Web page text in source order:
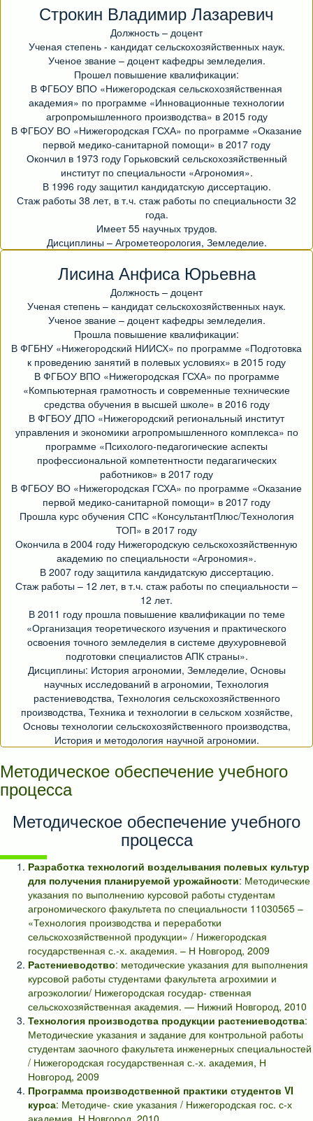
Строкин Владимир Лазаревич
Должность – доцент
Ученая степень - кандидат сельскохозяйственных наук.
Ученое звание – доцент кафедры земледелия.
Прошел повышение квалификации:
В ФГБОУ ВПО «Нижегородская сельскохозяйственная
академия» по программе «Инновационные технологии
агропромышленного производства» в 2015 году
В ФГБОУ ВО «Нижегородская ГСХА» по программе «Оказание
первой медико-санитарной помощи» в 2017 году
Окончил в 1973 году Горьковский сельскохозяйственный
институт по специальности «Агрономия».
В 1996 году защитил кандидатскую диссертацию.
Стаж работы 38 лет, в т.ч. стаж работы по специальности 32
года.
Имеет 55 научных трудов.
Дисциплины – Агрометеорология, Земледелие.
Лисина Анфиса Юрьевна
Должность – доцент
Ученая степень – кандидат сельскохозяйственных наук.
Ученое звание – доцент кафедры земледелия.
Прошла повышение квалификации:
В ФГБНУ «Нижегородский НИИСХ» по программе «Подготовка
к проведению занятий в полевых условиях» в 2015 году
В ФГБОУ ВПО «Нижегородская ГСХА» по программе
«Компьютерная грамотность и современные технические
средства обучения в высшей школе» в 2016 году
В ФГБОУ ДПО «Нижегородский региональный институт
управления и экономики агропромышленного комплекса» по
программе «Психолого-педагогические аспекты
профессиональной компетентности педагагических
работников» в 2017 году
В ФГБОУ ВО «Нижегородская ГСХА» по программе «Оказание
первой медико-санитарной помощи» в 2017 году
Прошла курс обучения СПС «КонсультантПлюс/Технология
ТОП» в 2017 году
Окончила в 2004 году Нижегородскую сельскохозяйственную
академию по специальности «Агрономия».
В 2007 году защитила кандидатскую диссертацию.
Стаж работы – 12 лет, в т.ч. стаж работы по специальности –
12 лет.
В 2011 году прошла повышение квалификации по теме
«Организация теоретического изучения и практического
освоения точного земледелия в системе двухуровневой
подготовки специалистов АПК страны».
Дисциплины: История агрономии, Земледелие, Основы
научных исследований в агрономии, Технология
растениеводства, Технология сельскохозяйственного
производства, Техника и технологии в сельском хозяйстве,
Основы технологии сельскохозяйственного производства,
История и методология научной агрономии.
Методическое обеспечение учебного
процесса
Методическое обеспечение учебного
процесса
Разработка технологий возделывания полевых культур
для получения планируемой урожайности: Методические
указания по выполнению курсовой работы студентам
агрономического факультета по специальности 11030565 –
«Технология производства и переработки
сельскохозяйственной продукции» / Нижегородская
государственная с.-х. академия. – Н Новгород, 2009
Растениеводство: методические указания для выполнения
курсовой работы студентами факультета агрохимии и
агроэкологии/ Нижегородская государ- ственная
сельскохозяйственная академия. — Нижний Новгород, 2010
Технология производства продукции растениеводства:
Методические указания и задание для контрольной работы
студентам заочного факультета инженерных специальностей
/ Нижегородская государственная с.-х. академия, Н
Новгород, 2009
Программа производственной практики студентов VI
курса: Методиче- ские указания / Нижегородская гос. с-х
академия, Н Новгород, 2010